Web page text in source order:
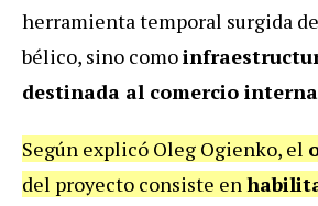
herramienta temporal surgida
bélico, sino como
destinada al comercio
Según explicó Oleg Ogienko, el
del proyecto consiste en